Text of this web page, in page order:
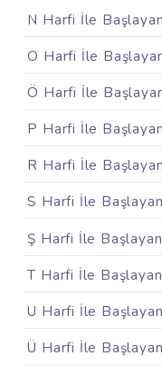
N Harfi İle
O Harfi İle
Ö Harfi İle
P Harfi İle
R Harfi İle
S Harfi İle
Ş Harfi İle
T Harfi İle
U Harfi İle
Ü Harfi İle